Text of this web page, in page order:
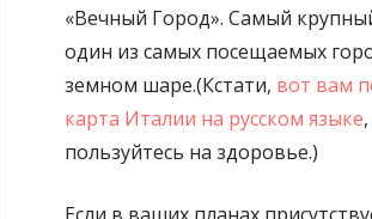
«Вечный Город». Самый
один из самых посещаемых
земном шаре.(Кстати, вот вам
карта Италии на русском языке,
пользуйтесь на здоровье.)